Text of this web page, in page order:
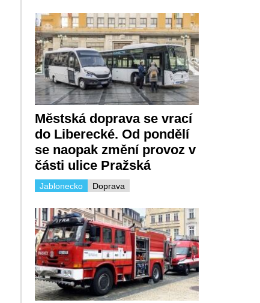
Městská doprava se vrací
do Liberecké. Od pondělí
se naopak změní provoz v
části ulice Pražská
Doprava
Jablonecko